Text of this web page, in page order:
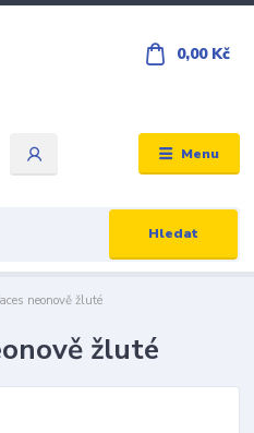
Menu
Hledat
0,00 Kč
neonově žluté
žluté